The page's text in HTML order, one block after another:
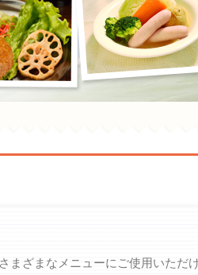
まざまなメニューにご使用いただ